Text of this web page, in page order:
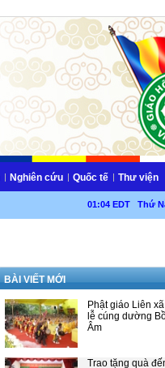
Nghiên cứu Quốc tế Thư viện
01:04 EDT Thứ
BÀI VIẾT MỚI
Phật giáo Liên
lễ cúng dường
Âm
Trao tặng quà